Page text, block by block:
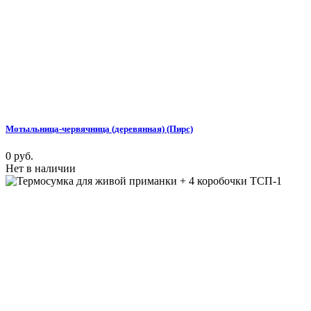
Мотыльница-червячница (деревянная) (Пирс)
0 руб.
Нет в наличии